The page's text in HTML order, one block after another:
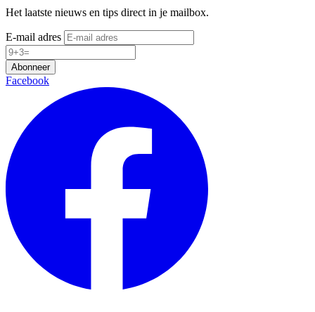
Het laatste nieuws en tips direct in je mailbox.
E-mail adres
Abonneer
Facebook